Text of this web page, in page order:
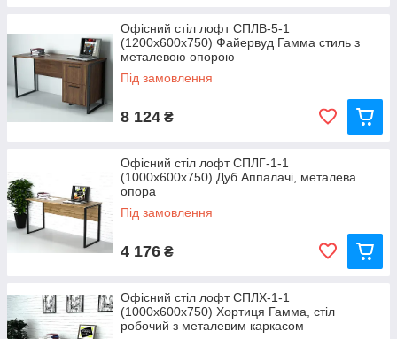
Офісний стіл лофт СПЛВ-5-1
(1200x600x750) Файервуд Гамма стиль з
металевою опорою
Під замовлення
8 124 ₴
Офісний стіл лофт СПЛГ-1-1
(1000x600x750) Дуб Аппалачі, металева
опора
Під замовлення
4 176 ₴
Офісний стіл лофт СПЛХ-1-1
(1000x600x750) Хортиця Гамма, стіл
робочий з металевим каркасом